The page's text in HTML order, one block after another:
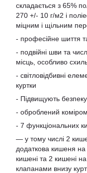
складається з 65%
270 +/- 10 г/м2 і
міцним і щільним
- професійне шиття
- подвійні шви та
місць, особливо
- світловідбивні
куртки
- Підвищують безпеку
- оброблений
- 7 функціональних
— у тому числі 2
додаткова кишеня на
кишені та 2 кишені
клапанами внизу